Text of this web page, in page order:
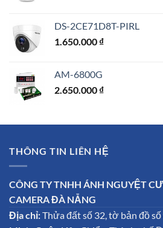
DS-2CE71D8T-PIRL
1.650.000 ₫
AM-6800G
2.650.000 ₫
THÔNG TIN LIÊN HỆ
CÔNG TY TNHH ÁNH NGUYỆT
CAMERA ĐÀ NẴNG
Địa chỉ:Thửa đất số 32, tờ bản đồ